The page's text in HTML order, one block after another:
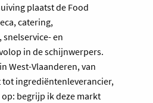
plaatst de Food
catering,
en
in de schijnwerpers.
West-Vlaanderen, van
ingrediëntenleverancier,
begrijp ik deze markt